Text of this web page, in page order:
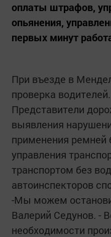
оплаты штрафов,
опьянения,
первых минут
При въезде в
проверка водителей.
Представители
выявления
применения ремней
управления
транспортом без
автоинспекторов
-Мы можем
Валерий Седунов. -
необходимости